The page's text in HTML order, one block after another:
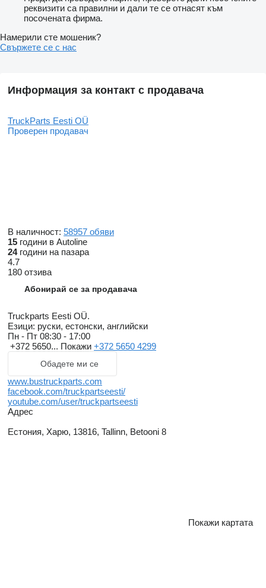
реквизити са правилни и дали те се отнасят към
посочената фирма.
Намерили сте мошеник?
Свържете се с нас
Информация за контакт с продавача
TruckParts Eesti OÜ
Проверен продавач
В наличност: 58957 обяви
15 години в Autoline
24години на пазара
4.7
180 отзива
Абонирай се за продавача
Truckparts Eesti OÜ.
Езици: руски, естонски, английски
Пн - Пт 08:30 - 17:00
+372 5650... Покажи +372 5650 4299
Обадете ми се
www.bustruckparts.com
facebook.com/truckpartseesti/
youtube.com/user/truckpartseesti
Адрес
Естония, Харю, 13816, Tallinn, Betooni 8
Покажи картата